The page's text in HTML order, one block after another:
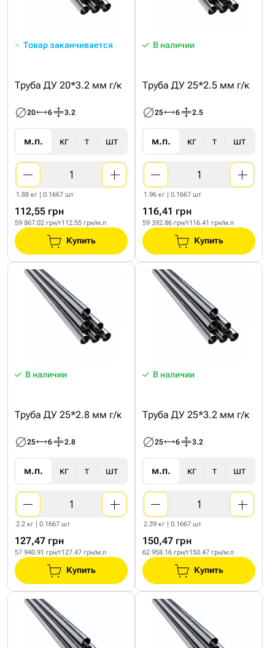
Товар заканчивается
Труба ДУ 20*3.2 мм г/к
20 6 3.2
м.п. кг т шт
1.88 кг | 0.1667 шт
112,55 грн
59 867.02 грн/т112.55 грн/м.п
Купить
В наличии
Труба ДУ 25*2.5 мм г/к
25 6 2.5
м.п. кг т шт
1.96 кг | 0.1667 шт
116,41 грн
59 392.86 грн/т116.41 грн/м.п
Купить
В наличии
Труба ДУ 25*2.8 мм г/к
25 6 2.8
м.п. кг т шт
2.2 кг | 0.1667 шт
127,47 грн
57 940.91 грн/т127.47 грн/м.п
Купить
В наличии
Труба ДУ 25*3.2 мм г/к
25 6 3.2
м.п. кг т шт
2.39 кг | 0.1667 шт
150,47 грн
62 958.16 грн/т150.47 грн/м.п
Купить